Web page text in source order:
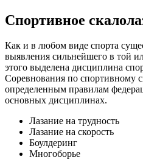
Спортивное
Как и в любом виде спорта
выявления сильнейшего в той
этого выделена дисциплина
Соревнования по спортивному
определенным правилам
основных дисциплинах.
Лазание на трудность
Лазание на скорость
Боулдеринг
Многоборье